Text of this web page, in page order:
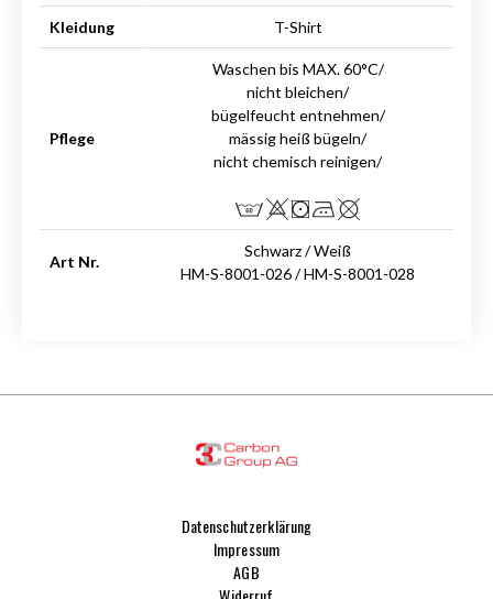
Kleidung T-Shirt
Pflege
Waschen bis MAX. 60°C/
nicht bleichen/
bügelfeucht entnehmen/
mässig heiß bügeln/
nicht chemisch reinigen/
Art Nr.
Schwarz / Weiß
HM-S-8001-026 / HM-S-8001-028
Datenschutzerklärung
Impressum
AGB